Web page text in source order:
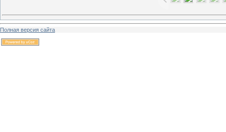
Полная версия сайта